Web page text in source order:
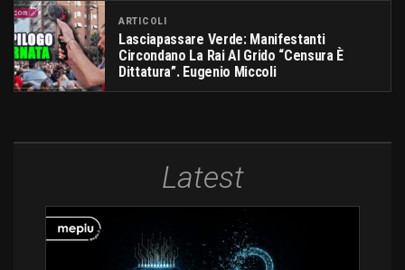
ARTICOLI
Lasciapassare Verde: Manifestanti
Circondano La Rai Al Grido “censura È
Dittatura”. Eugenio Miccoli
Latest